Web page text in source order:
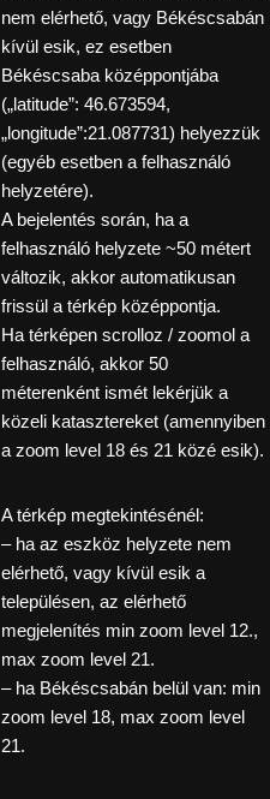
nem elérhető, vagy Békéscsabán
kívül esik, ez esetben
Békéscsaba középpontjába
(„latitude”: 46.673594,
„longitude”:21.087731) helyezzük
(egyéb esetben a felhasználó
helyzetére).
A bejelentés során, ha a
felhasználó helyzete ~50 métert
változik, akkor automatikusan
frissül a térkép középpontja.
Ha térképen scrolloz / zoomol a
felhasználó, akkor 50
méterenként ismét lekérjük a
közeli katasztereket (amennyiben
a zoom level 18 és 21 közé esik).
A térkép megtekintésénél:
– ha az eszköz helyzete nem
elérhető, vagy kívül esik a
településen, az elérhető
megjelenítés min zoom level 12.,
max zoom level 21.
– ha Békéscsabán belül van: min
zoom level 18, max zoom level
21.